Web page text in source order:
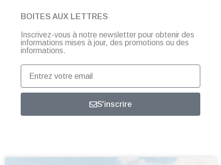
BOITES AUX LETTRES
Inscrivez-vous à notre newsletter pour obtenir des
informations mises à jour, des promotions ou des
informations.
Entrez
votre
email
S'inscrire